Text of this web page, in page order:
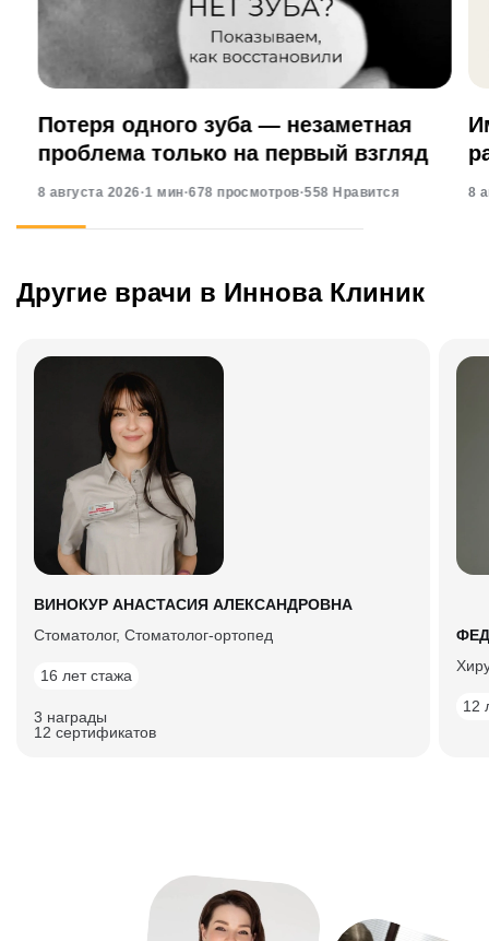
Потеря одного зуба — незаметная
проблема только на первый взгляд
8 августа 2026·1 мин·678 просмотров·558 Нравится 8
Другие врачи в Иннова Клиник
16 лет стажа
3 награды
12 сертификатов
ВИНОКУР АНАСТАСИЯ АЛЕКСАНДРОВНА
Стоматолог, Cтоматолог-ортопед
12